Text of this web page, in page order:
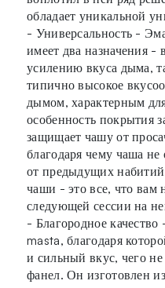
обладает уникальной
- Универсальность -
имеет два назначения -
усилению вкуса дыма,
типично высокое
дымом, характерным
особенность покрытия
защищает чашу от
благодаря чему чаша не
от предыдущих
чаши - это все, что вам
следующей сессии на
- Благородное
masta, благодаря
и сильный вкус, чего
фанел. Он изготовлен